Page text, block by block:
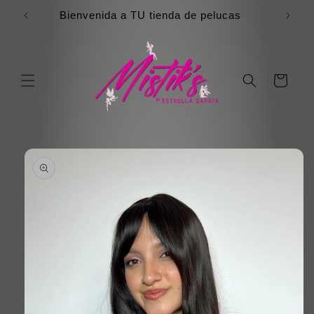
directamenteBienvenida a TU tienda de pelucas
Carrito
directamente
información
del producto